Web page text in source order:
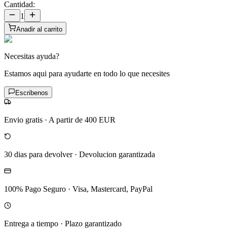
Cantidad:
1
Anadir al carrito
Necesitas ayuda?
Estamos aqui para ayudarte en todo lo que necesites
Escribenos
Envio gratis · A partir de 400 EUR
30 dias para devolver· Devolucion garantizada
100% Pago Seguro · Visa, Mastercard, PayPal
Entrega a tiempo · Plazo garantizado